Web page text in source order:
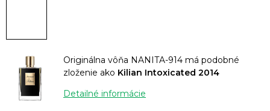
Originálna vôňa NANITA-914 má podobné
zloženie ako Kilian Intoxicated 2014
Detailné informácie